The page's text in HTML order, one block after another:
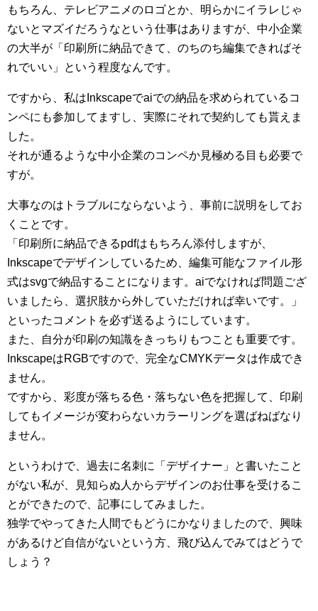
もちろん、テレビアニメのロゴとか、明らかにイラレじゃ
ないとマズイだろうなという仕事はありますが、中小企業
の大半が「印刷所に納品できて、のちのち編集できればそ
れでいい」という程度なんです。
ですから、私はInkscapeでaiでの納品を求められているコ
ンペにも参加してますし、実際にそれで契約しても貰えま
した。
それが通るような中小企業のコンペか見極める目も必要で
すが。
大事なのはトラブルにならないよう、事前に説明をしてお
くことです。
「印刷所に納品できるpdfはもちろん添付しますが、
Inkscapeでデザインしているため、編集可能なファイル形
式はsvgで納品することになります。aiでなければ問題ござ
いましたら、選択肢から外していただければ幸いです。」
といったコメントを必ず送るようにしています。
また、自分が印刷の知識をきっちりもつことも重要です。
InkscapeはRGBですので、完全なCMYKデータは作成でき
ません。
ですから、彩度が落ちる色・落ちない色を把握して、印刷
してもイメージが変わらないカラーリングを選ばねばなり
ません。
というわけで、過去に名刺に「デザイナー」と書いたこと
がない私が、見知らぬ人からデザインのお仕事を受けるこ
とができたので、記事にしてみました。
独学でやってきた人間でもどうにかなりましたので、興味
があるけど自信がないという方、飛び込んでみてはどうで
しょう？